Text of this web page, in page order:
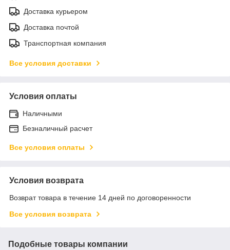
Доставка курьером
Доставка почтой
Транспортная компания
Все условия доставки
Условия оплаты
Наличными
Безналичный расчет
Все условия оплаты
Условия возврата
Возврат товара в течение 14 дней по договоренности
Все условия возврата
Подобные товары компании